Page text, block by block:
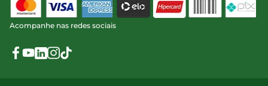
Acompanhe nas redes sociais